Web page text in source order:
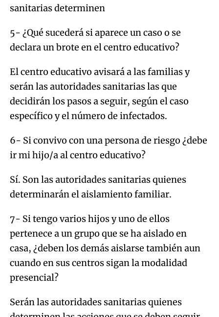
sanitarias determinen
5- ¿Qué sucederá si aparece un caso o se
declara un brote en el centro educativo?
El centro educativo avisará a las familias y
serán las autoridades sanitarias las que
decidirán los pasos a seguir, según el caso
específico y el número de infectados.
6- Si convivo con una persona de riesgo ¿debe
ir mi hijo/a al centro educativo?
Sí. Son las autoridades sanitarias quienes
determinarán el aislamiento familiar.
7- Si tengo varios hijos y uno de ellos
pertenece a un grupo que se ha aislado en
casa, ¿deben los demás aislarse también aun
cuando en sus centros sigan la modalidad
presencial?
Serán las autoridades sanitarias quienes